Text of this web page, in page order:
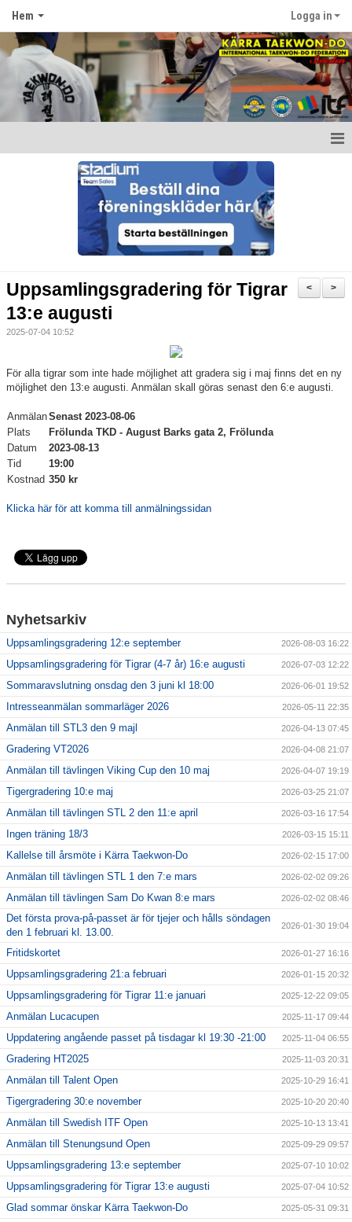
Hem Logga in
>
<
Uppsamlingsgradering för Tigrar
13:e augusti
2025-07-04 10:52
För alla tigrar som inte hade möjlighet att gradera sig i maj finns det en ny
möjlighet den 13:e augusti. Anmälan skall göras senast den 6:e augusti.
AnmälanSenast 2023-08-06
Plats
Frölunda TKD - August Barks gata 2, Frölunda
Datum
2023-08-13
Tid
19:00
Kostnad 350 kr
Klicka här för att komma till anmälningssidan
Nyhetsarkiv
Uppsamlingsgradering 12:e september 2026-08-03 16:22
Uppsamlingsgradering för Tigrar (4-7 år) 16:e augusti 2026-07-03 12:22
Sommaravslutning onsdag den 3 juni kl 18:00 2026-06-01 19:52
Intresseanmälan sommarläger 2026 2026-05-11 22:35
Anmälan till STL3 den 9 majl 2026-04-13 07:45
Gradering VT2026 2026-04-08 21:07
Anmälan till tävlingen Viking Cup den 10 maj 2026-04-07 19:19
Tigergradering 10:e maj 2026-03-25 21:07
Anmälan till tävlingen STL 2 den 11:e april 2026-03-16 17:54
Ingen träning 18/3 2026-03-15 15:11
Kallelse till årsmöte i Kärra Taekwon-Do 2026-02-15 17:00
Anmälan till tävlingen STL 1 den 7:e mars 2026-02-02 09:26
Anmälan till tävlingen Sam Do Kwan 8:e mars 2026-02-02 08:46
Det första prova-på-passet är för tjejer och hålls söndagen
den 1 februari kl. 13.00.
2026-01-30 19:04
Fritidskortet 2026-01-27 16:16
Uppsamlingsgradering 21:a februari 2026-01-15 20:32
Uppsamlingsgradering för Tigrar 11:e januari 2025-12-22 09:05
Anmälan Lucacupen 2025-11-17 09:44
Uppdatering angående passet på tisdagar kl 19:30 -21:00 2025-11-04 06:55
Gradering HT2025 2025-11-03 20:31
Anmälan till Talent Open 2025-10-29 16:41
Tigergradering 30:e november 2025-10-20 20:40
Anmälan till Swedish ITF Open 2025-10-13 13:41
Anmälan till Stenungsund Open 2025-09-29 09:57
Uppsamlingsgradering 13:e september 2025-07-10 10:02
Uppsamlingsgradering för Tigrar 13:e augusti 2025-07-04 10:52
Glad sommar önskar Kärra Taekwon-Do 2025-05-31 09:31